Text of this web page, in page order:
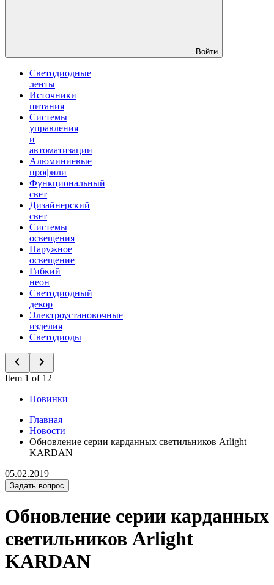
Войти
Светодиодные
ленты
Источники
питания
Системы
управления
и
автоматизации
Алюминиевые
профили
Функциональный
свет
Дизайнерский
свет
Системы
освещения
Наружное
освещение
Гибкий
неон
Светодиодный
декор
Электроустановочные
изделия
Светодиоды
Item 1 of 12
Новинки
Главная
Новости
Обновление серии карданных светильников Arlight
KARDAN
05.02.2019
Задать вопрос
Обновление серии карданных
светильников Arlight
KARDAN